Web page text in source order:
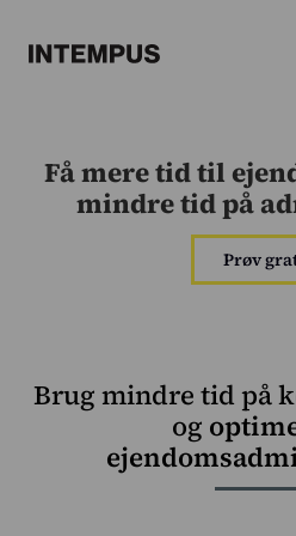
Intempus app
Registrer din dag
Intempus web
Overblik over
Integrationer
Tilslut til dit løn- eller
Funktionsoverblik
Få mere tid til
mindre tid på
Prøv
Brug mindre tid på
og